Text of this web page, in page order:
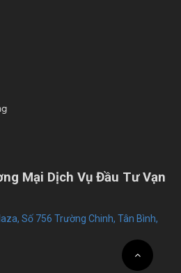
Mại Dịch Vụ Đầu Tư Vạn
Số 756 Trường Chinh, Tân Bình,